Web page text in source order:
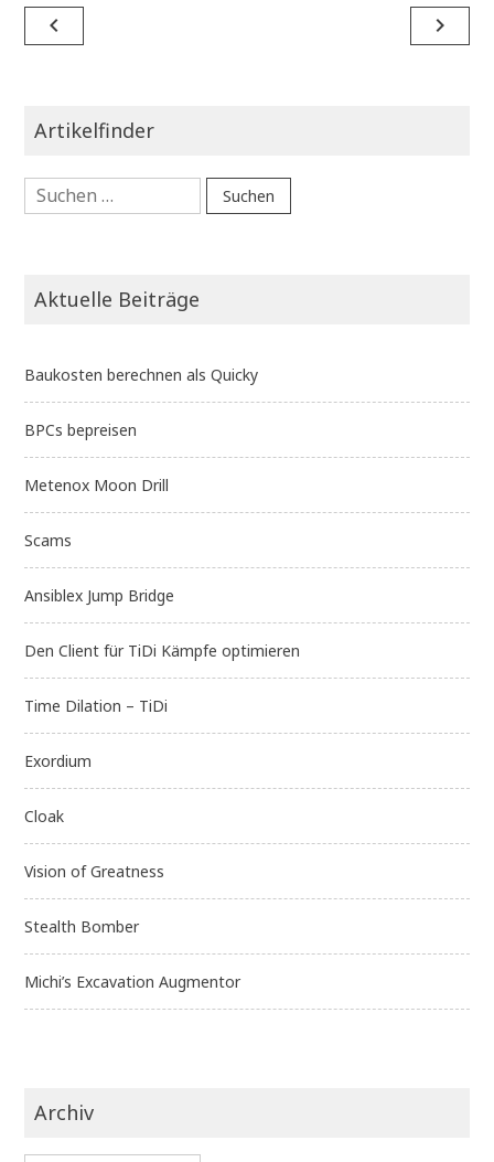
Beitragsnavigation
navigate_before navigate_next
Artikelfinder
Suchen
nach:
Aktuelle Beiträge
Baukosten berechnen als Quicky
BPCs bepreisen
Metenox Moon Drill
Scams
Ansiblex Jump Bridge
Den Client für TiDi Kämpfe optimieren
Time Dilation – TiDi
Exordium
Cloak
Vision of Greatness
Stealth Bomber
Michi’s Excavation Augmentor
Archiv